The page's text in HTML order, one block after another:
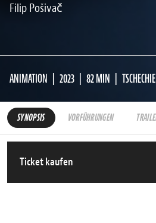
Filip Pošivač
ANIMATION 2023 82 MIN
SYNOPSIS VORFÜHRUNGEN
Ticket kaufen